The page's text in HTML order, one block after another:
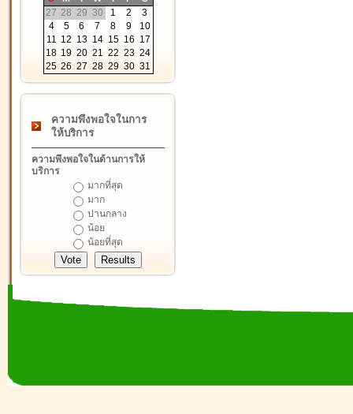
27 28 29 30 1 2
3
4
5 6 7 8 9
10
11 12 13 14 15 16 17
18 19 20 21 22 23 24
25 26 27 28 29 30 31
ความพึงพอใจในการ
ให้บริการ
ความพึงพอใจในด้านการให้
บริการ
มากที่สุด
มาก
ปานกลาง
น้อย
น้อยที่สุด